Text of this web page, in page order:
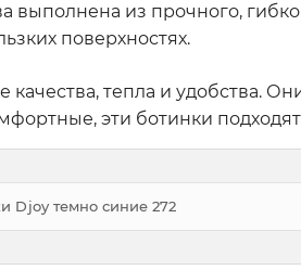
выполнена из прочного,
поверхностях.
качества, тепла и удобства.
эти ботинки
Djoy темно синие 272